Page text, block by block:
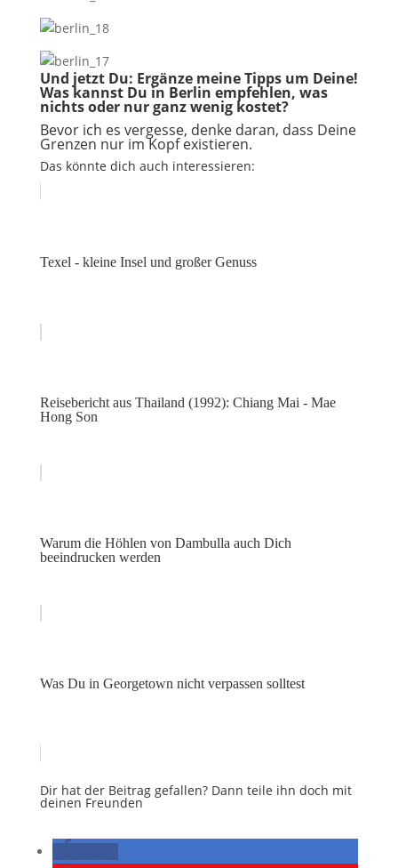
Und jetzt Du: Ergänze meine Tipps um Deine!
Was kannst Du in Berlin empfehlen, was
nichts oder nur ganz wenig kostet?
Bevor ich es vergesse, denke daran, dass Deine
Grenzen nur im Kopf existieren.
Das könnte dich auch interessieren:
Texel - kleine Insel und großer Genuss
Reisebericht aus Thailand (1992): Chiang Mai - Mae
Hong Son
Warum die Höhlen von Dambulla auch Dich
beeindrucken werden
Was Du in Georgetown nicht verpassen solltest
Dir hat der Beitrag gefallen? Dann teile ihn doch mit
deinen Freunden